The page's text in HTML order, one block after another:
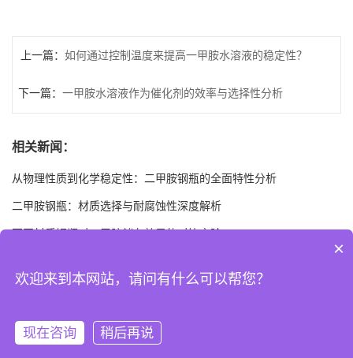
上一篇： 如何通过控制温度来提高一甲胺水溶液的稳定性？
下一篇： 一甲胺水溶液作为催化剂的效率与选择性分析
相关新闻：
从物理性质到化学稳定性：二甲胺钢瓶的全面特性分析
二甲胺钢瓶：材质选择与耐腐蚀性深度解析
温度与压力对二甲胺钢瓶性能的影响
版权所有 Copyright (©) 2026安徽海沃精细化工有限公司
×
欢迎来到本网站，请问有什么可以帮您？
现在咨询 稍后再说